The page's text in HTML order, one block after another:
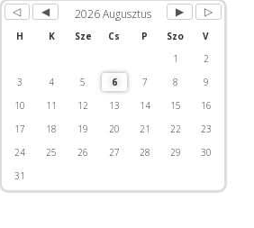
2026 Augusztus
H K Sze Cs P Szo
V
1
2
3
4 5 6 7 8
9
10
11 12 13 14 15
16
17
18 19 20 21 22
23
24
25 26 27 28 29
30
31